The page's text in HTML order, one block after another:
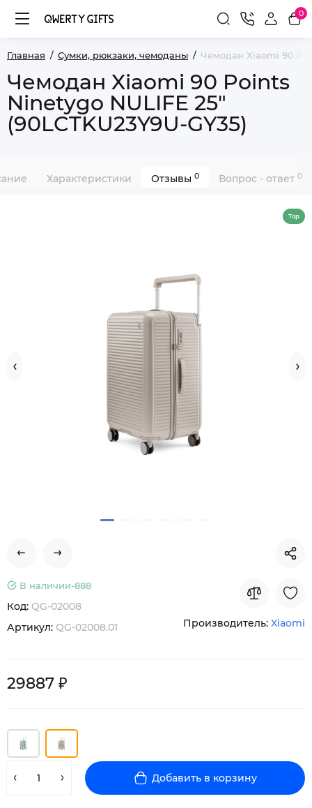
0
Главная Сумки, рюкзаки, чемоданы Чемодан Xiaomi 90
Чемодан Xiaomi 90 Points
Ninetygo NULIFE 25"
(90LCTKU23Y9U-GY35)
Характеристики Отзывы 0 Вопрос - ответ 0
Top
В наличии-888
Код: QG-02008
Артикул: QG-02008.01 Производитель: Xiaomi
29887 ₽
Добавить в корзину